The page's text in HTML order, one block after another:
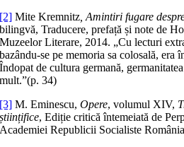
[2] Mite Kremnitz, Amintiri fugare
bilingvă, Traducere, prefață și note de
Muzeelor Literare, 2014. „Cu lecturi
bazându-se pe memoria sa colosală, era
Îndopat de cultura germană,
mult.”(p. 34)
[3] M. Eminescu,Opere, volumul XIV,
științifice, Ediție critică întemeiată de
Academiei Republicii Socialiste